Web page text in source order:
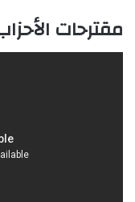
مقترحات